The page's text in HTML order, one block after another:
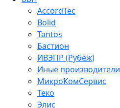
AccordTec
Bolid
Tantos
Бастион
ИВЭПР (Рубеж)
Иные производители
МикроКомСервис
Теко
Элис